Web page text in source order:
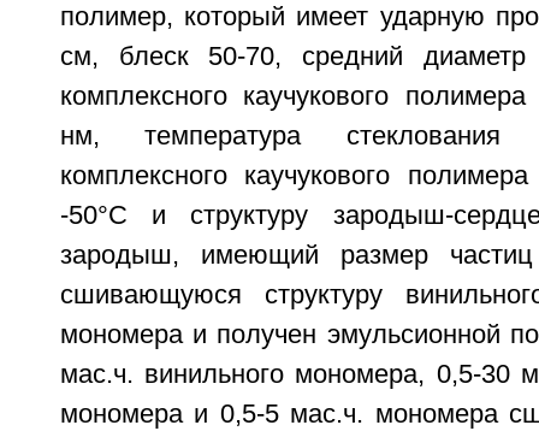
полимер, который имеет ударную
см, блеск 50-70, средний диаметр
комплексного каучукового
нм, температура стеклования
комплексного каучукового
-50°С и структуру зародыш-
зародыш, имеющий размер
сшивающуюся структуру
мономера и получен эмульсионной
мас.ч. винильного мономера, 0,5-30
мономера и 0,5-5 мас.ч. мономера